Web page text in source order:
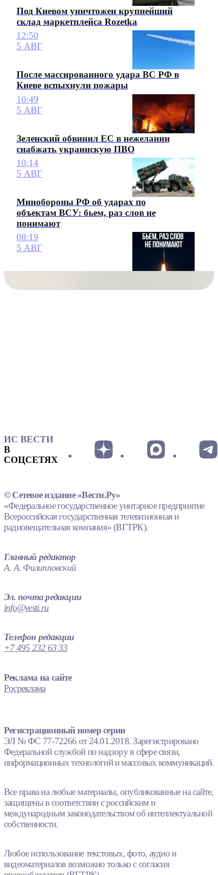
Под Киевом уничтожен крупнейший
склад маркетплейса Rozetka
12:50
5 АВГ
После массированного удара ВС РФ в
Киеве вспыхнули пожары
10:49
5 АВГ
Зеленский обвинил ЕС в нежелании
снабжать украинскую ПВО
10:14
5 АВГ
Минобороны РФ об ударах по
объектам ВСУ: бьем, раз слов не
понимают
08:19
5 АВГ
ИС ВЕСТИ
В
СОЦСЕТЯХ
© Сетевое издание «Вести.Ру»
«Федеральное государственное унитарное предприятие
Всероссийская государственная телевизионная и
радиовещательная компания» (ВГТРК).
Главный редактор
А. А. Филипповский
Эл. почта редакции
info@vesti.ru
Телефон редакции
+7 495 232 63 33
Реклама на сайте
Росреклама
Регистрационный номер серии
ЭЛ № ФС 77-72266 от 24.01.2018. Зарегистрировано
Федеральной службой по надзору в сфере связи,
информационных технологий и массовых коммуникаций.
Все права на любые материалы, опубликованные на сайте,
защищены в соответствии с российским и
международным законодательством об интеллектуальной
собственности.
Любое использование текстовых, фото, аудио и
видеоматериалов возможно только с согласия